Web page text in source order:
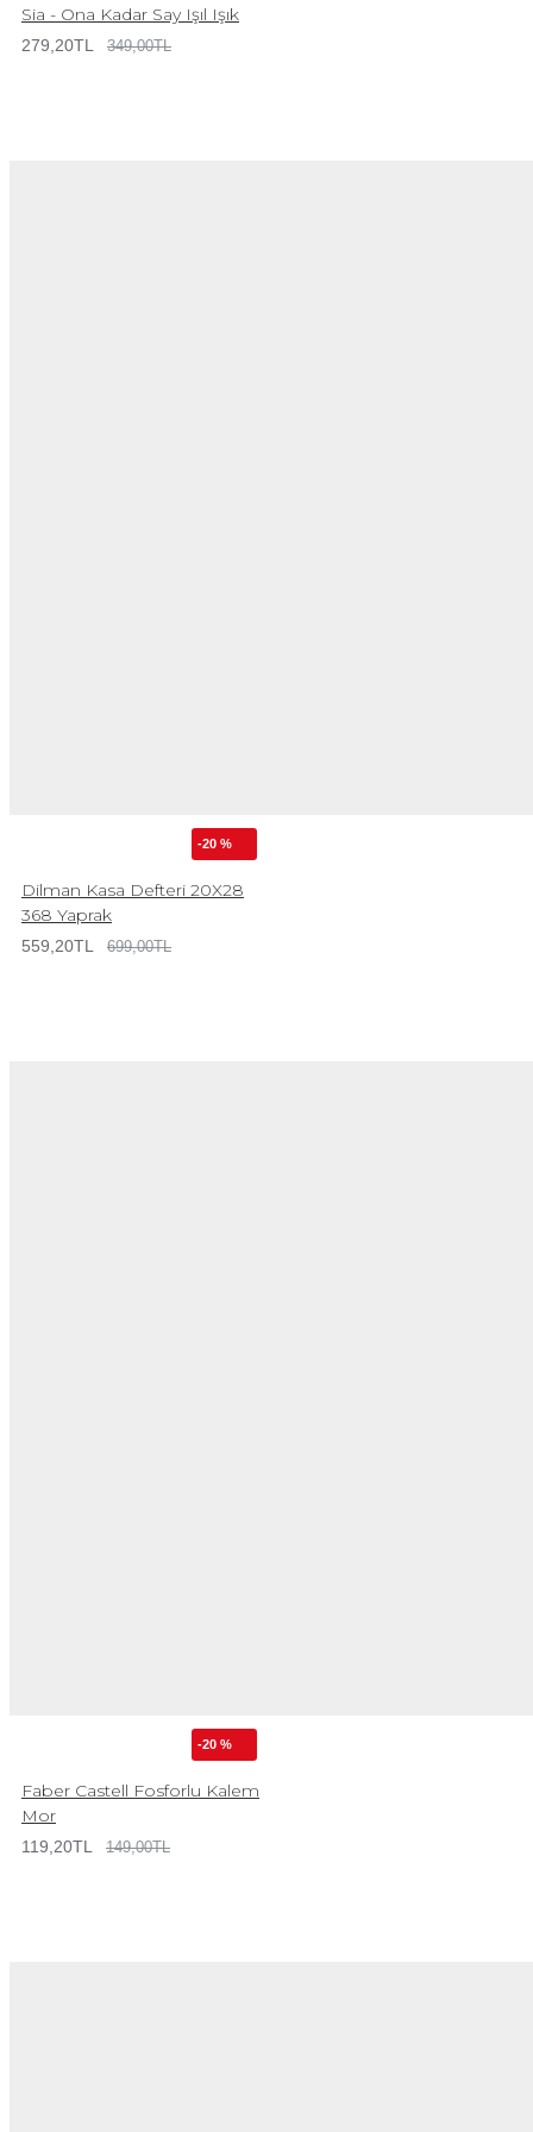
Sia - Ona Kadar Say Işıl Işık
279,20TL 349,00TL
-20 %
Dilman Kasa Defteri 20X28
368 Yaprak
559,20TL 699,00TL
-20 %
Faber Castell Fosforlu Kalem
Mor
119,20TL 149,00TL